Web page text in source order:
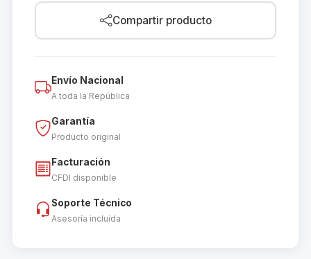
Compartir producto
Envío Nacional
A toda la República
Garantía
Producto original
Facturación
CFDI disponible
Soporte Técnico
Asesoría incluida